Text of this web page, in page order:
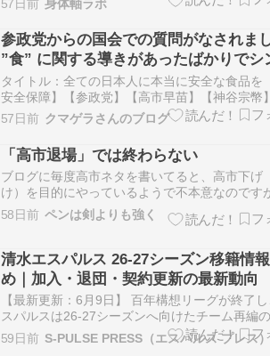
ん、小泉大臣にロックオンされちゃったかな？
https://t.co/ttUMhSwMfy— たかとし
(@Nikkotakatos…
57日前 身体軸ラボ
参政党からの国会での質問がなされま
”食” に関する導きがあったばかりでシ
ロです
タイトル：全ての日本人に本当に安全な食品を
安全保障】【参政党】【高市早苗】【神谷宗幣
下敏之】【小泉進次郎】 参政党しか勝たんJP
党非公式】17時間前の配信です。 クマゲラブ
のご訪問ありがとうございます スピリチュア
ングいつもありがとうございます
57日前 クマゲラさんのブログ
「高市退場」では終わらない
ブログに毎度高市ネタを書いてると、高市下げ
け）を目的にやっているようで不本意なのです
かし、このたび文春に続き、共同通信が高市陣
「中傷動画拡散」問題のキーパーソン松井健氏
泉陣営に勝つにはどうすればいいか」と秘書
58日前 ペンは剣よりも強く
清水エスパルス 26-27シーズン移籍情
め｜加入・退団・契約更新の最新動向
【最新更新：6月9日】 百年構想リーグが終了
スパルスは26-27シーズンへ向けたチーム再編
に入りました。 契約更新、加入、退団、そして
道。 すでにさまざまな情報が飛び交い始めて
59日前 S-PULSE PRESS（エスパルス プレス